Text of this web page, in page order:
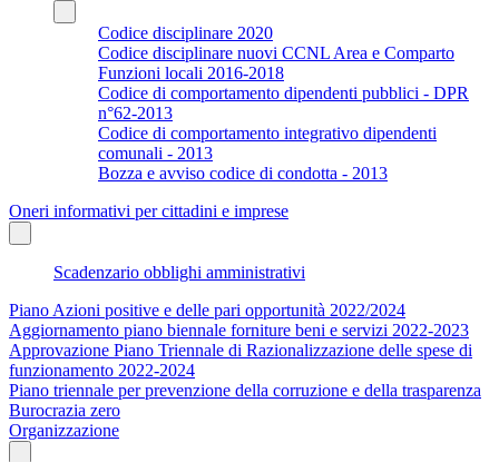
Codice disciplinare 2020
Codice disciplinare nuovi CCNL Area e Comparto
Funzioni locali 2016-2018
Codice di comportamento dipendenti pubblici - DPR
n°62-2013
Codice di comportamento integrativo dipendenti
comunali - 2013
Bozza e avviso codice di condotta - 2013
Oneri informativi per cittadini e imprese
Scadenzario obblighi amministrativi
Piano Azioni positive e delle pari opportunità 2022/2024
Aggiornamento piano biennale forniture beni e servizi 2022-2023
Approvazione Piano Triennale di Razionalizzazione delle spese di
funzionamento 2022-2024
Piano triennale per prevenzione della corruzione e della trasparenza
Burocrazia zero
Organizzazione